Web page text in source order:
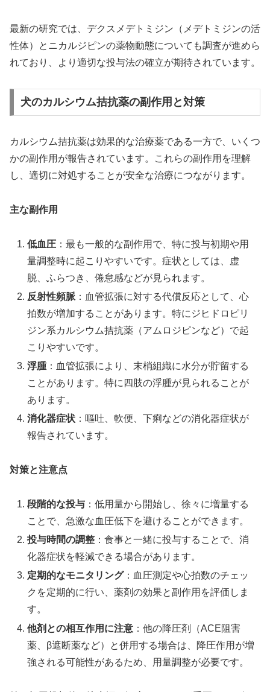
最新の研究では、デクスメデトミジン（メデトミジンの活
性体）とニカルジピンの薬物動態についても調査が進めら
れており、より適切な投与法の確立が期待されています。
犬のカルシウム拮抗薬の副作用と対策
カルシウム拮抗薬は効果的な治療薬である一方で、いくつ
かの副作用が報告されています。これらの副作用を理解
し、適切に対処することが安全な治療につながります。
主な副作用
低血圧 ：最も一般的な副作用で、特に投与初期や用
量調整時に起こりやすいです。症状としては、虚
脱、ふらつき、倦怠感などが見られます。
反射性頻脈 ：血管拡張に対する代償反応として、心
拍数が増加することがあります。特にジヒドロピリ
ジン系カルシウム拮抗薬（アムロジピンなど）で起
こりやすいです。
浮腫：血管拡張により、末梢組織に水分が貯留する
ことがあります。特に四肢の浮腫が見られることが
あります。
消化器症状 ：嘔吐、軟便、下痢などの消化器症状が
報告されています。
対策と注意点
段階的な投与 ：低用量から開始し、徐々に増量する
ことで、急激な血圧低下を避けることができます。
投与時間の調整 ：食事と一緒に投与することで、消
化器症状を軽減できる場合があります。
定期的なモニタリング：血圧測定や心拍数のチェッ
クを定期的に行い、薬剤の効果と副作用を評価しま
す。
他剤との相互作用に注意 ：他の降圧剤（ACE阻害
薬、β遮断薬など）と併用する場合は、降圧作用が増
強される可能性があるため、用量調整が必要です。